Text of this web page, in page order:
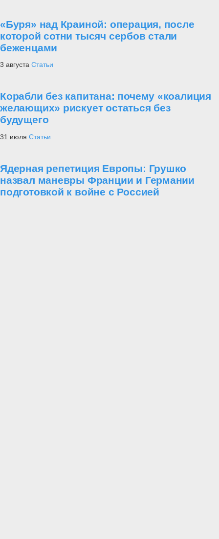
«Буря» над Краиной: операция, после
которой сотни тысяч сербов стали
беженцами
3 августа Статьи
Корабли без капитана: почему «коалиция
желающих» рискует остаться без
будущего
31 июля Статьи
Ядерная репетиция Европы: Грушко
назвал маневры Франции и Германии
подготовкой к войне с Россией